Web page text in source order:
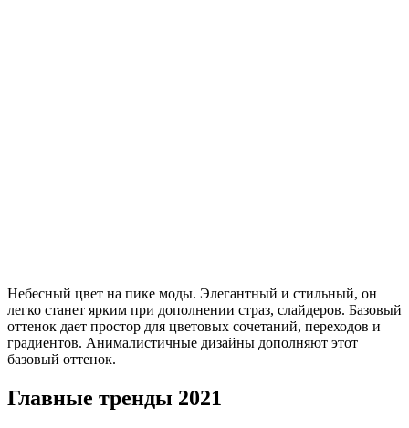
Небесный цвет на пике моды. Элегантный и стильный, он
легко станет ярким при дополнении страз, слайдеров. Базовый
оттенок дает простор для цветовых сочетаний, переходов и
градиентов. Анималистичные дизайны дополняют этот
базовый оттенок.
Главные тренды 2021